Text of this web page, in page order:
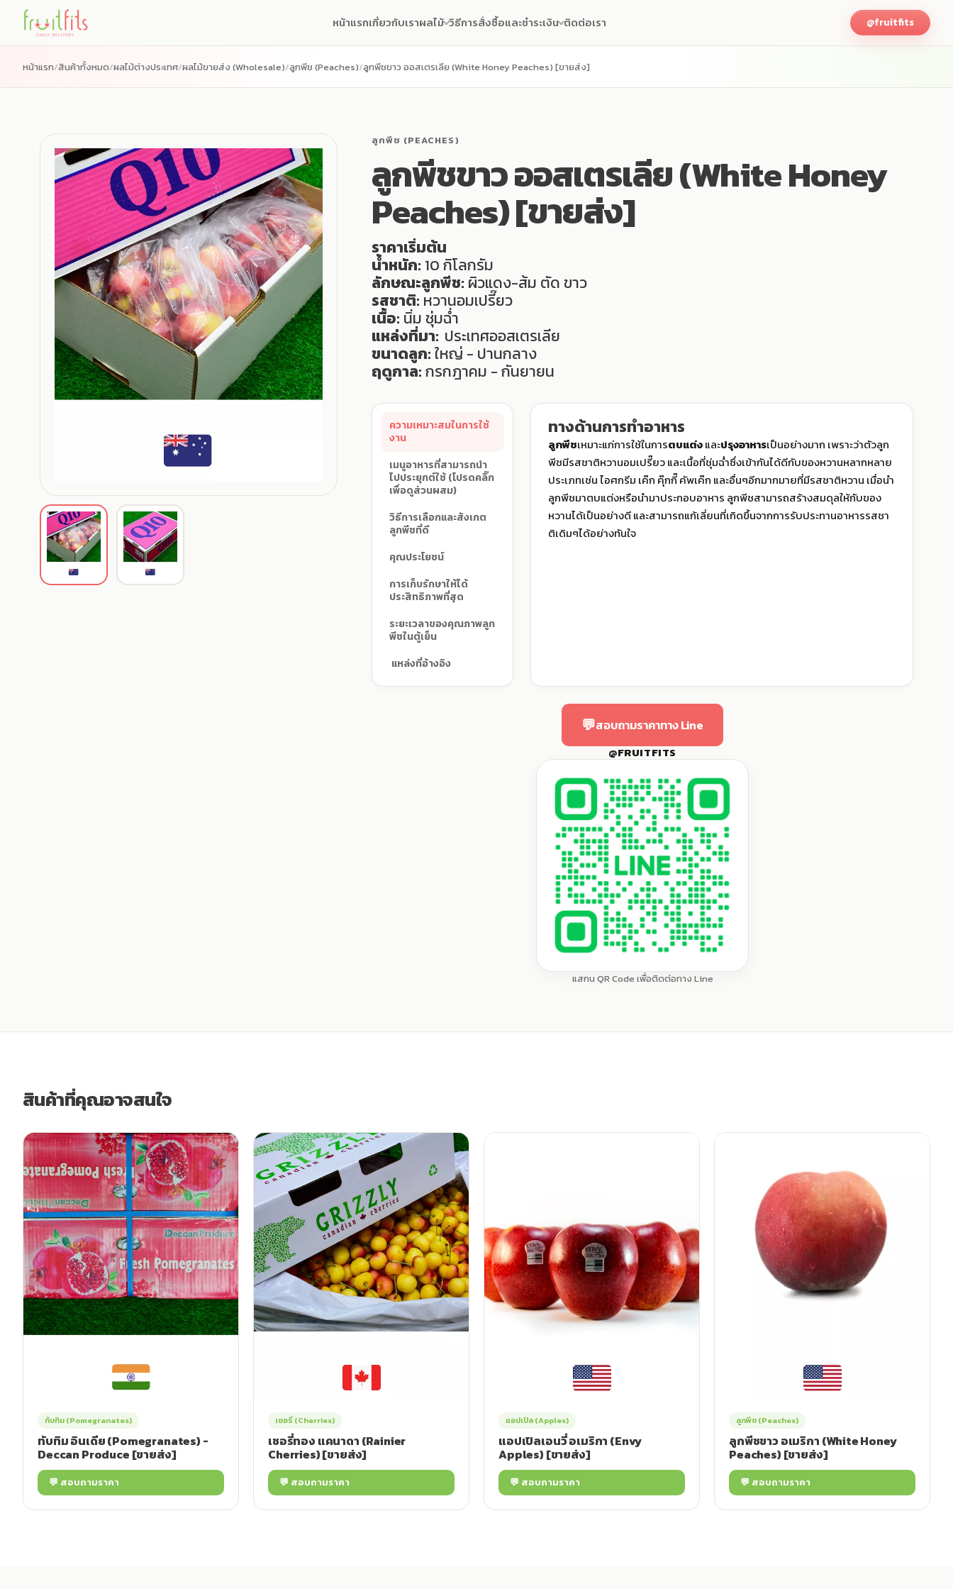
content
หน้าแรกเกี่ยวกับเราผลไม้ วิธีการสั่งซื้อและชำระเงิน ติดต่อเรา @fruitfits
หน้าแรก/สินค้าทั้งหมด/ผลไม้ต่างประเทศ/ผลไม้ขายส่ง (Wholesale)/ลูกพีช (Peaches)/ลูกพีชขาว ออสเตรเลีย (White Honey Peaches) [ขายส่ง]
ดู
รูป
สินค้า
ดู
รูป
สินค้า
ลูกพีช (PEACHES)
ลูกพีชขาว ออสเตรเลีย (White Honey
Peaches) [ขายส่ง]
ราคาเริ่มต้น
น้ำหนัก: 10 กิโลกรัม
ลักษณะลูกพีช: ผิวแดง-ส้ม ตัด ขาว
รสชาติ: หวานอมเปรี๊ยว
เนื้อ: นิ่ม ชุ่มฉ่ำ
แหล่งที่มา: ประเทศออสเตรเลีย
ขนาดลูก:ใหญ่ - ปานกลาง
ฤดูกาล:กรกฎาคม - กันยายน
ความเหมาะสมในการใช้
งาน
เมนูอาหารที่สามารถนำ
ไปประยุกต์ใช้ (โปรดคลิ๊ก
เพื่อดูส่วนผสม)
วิธีการเลือกและสังเกต
ลูกพีชที่ดี
คุณประโยชน์
การเก็บรักษาให้ได้
ประสิทธิภาพที่สุด
ระยะเวลาของคุณภาพลูก
พีชในตู้เย็น
แหล่งที่อ้างอิง
ทางด้านการทำอาหาร
ลูกพีชเหมาะแก่การใช้ในการตบแต่งและปรุงอาหารเป็นอย่างมาก เพราะว่าตัวลูก
พีชมีรสชาติหวานอมเปรี๊ยว และเนื้อที่ชุ่มฉ่ำซึ่งเข้ากันได้ดีกับของหวานหลากหลาย
ประเภทเช่น ไอศกรีม เค๊ก คุ๊กกี๊ คัพเค๊ก และอื่นๆอีกมากมายที่มีรสชาติหวาน เมื่อนำ
ลูกพีชมาตบแต่งหรือนำมาประกอบอาหาร ลูกพีชสามารถสร้างสมดุลให้กับของ
หวานได้เป็นอย่างดี และสามารถแก้เลี่ยนที่เกิดขึ้นจากการรับประทานอาหารรสชา
ติเดิมๆได้อย่างทันใจ
💬สอบถามราคาทาง Line
@FRUITFITS
แสกน QR Code เพื่อติดต่อทาง Line
สินค้าที่คุณอาจสนใจ
ทับทิม (Pomegranates)
ทับทิม อินเดีย (Pomegranates) -
Deccan Produce [ขายส่ง]
💬 สอบถามราคา
เชอรี่ (Cherries)
เชอรี่ทอง แคนาดา (Rainier
Cherries) [ขายส่ง]
💬 สอบถามราคา
แอปเปิล (Apples)
แอปเปิลเอนวี่ อเมริกา (Envy
Apples) [ขายส่ง]
💬 สอบถามราคา
ลูกพีช (Peaches)
ลูกพีชขาว อเมริกา (White Honey
Peaches) [ขายส่ง]
💬 สอบถามราคา